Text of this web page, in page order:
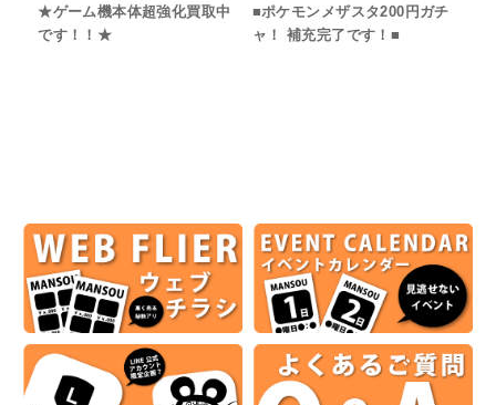
★ゲーム機本体超強化買取中
です！！★
■ポケモンメザスタ200円ガチ
ャ！ 補充完了です！■